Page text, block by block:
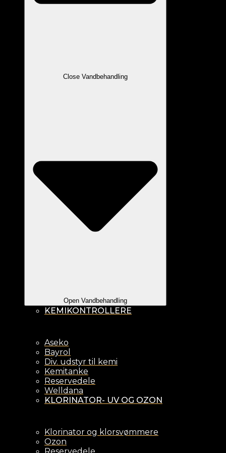
Close Vandbehandling
Open Vandbehandling
KEMIKONTROLLERE
Aseko
Bayrol
Div. udstyr til kemi
Kemitanke
Reservedele
Welldana
KLORINATOR- UV OG OZON
Klorinator og klorsvømmere
Ozon